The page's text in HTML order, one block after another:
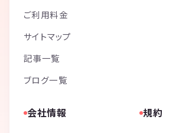
ご利用料金
サイトマップ
記事一覧
ブログ一覧
会社情報 規約